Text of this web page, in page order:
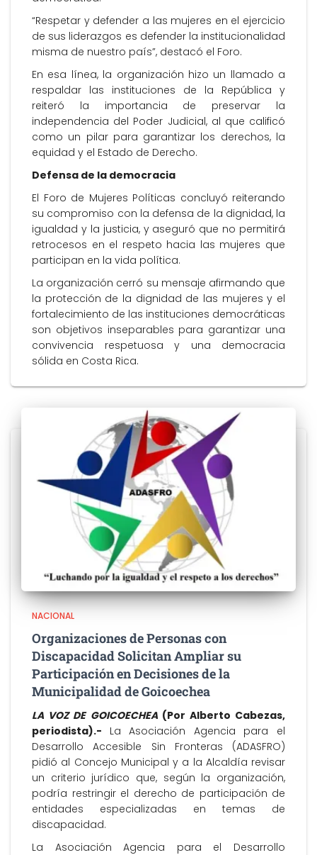
“Respetar y defender a las mujeres en el ejercicio
de sus liderazgos es defender la institucionalidad
misma de nuestro país”, destacó el Foro.
En esa línea, la organización hizo un llamado a
respaldar las instituciones de la República y
reiteró la importancia de preservar la
independencia del Poder Judicial, al que calificó
como un pilar para garantizar los derechos, la
equidad y el Estado de Derecho.
Defensa de la democracia
El Foro de Mujeres Políticas concluyó reiterando
su compromiso con la defensa de la dignidad, la
igualdad y la justicia, y aseguró que no permitirá
retrocesos en el respeto hacia las mujeres que
participan en la vida política.
La organización cerró su mensaje afirmando que
la protección de la dignidad de las mujeres y el
fortalecimiento de las instituciones democráticas
son objetivos inseparables para garantizar una
convivencia respetuosa y una democracia
sólida en Costa Rica.
NACIONAL
Organizaciones de Personas con
Discapacidad Solicitan Ampliar su
Participación en Decisiones de la
Municipalidad de Goicoechea
LA VOZ DE GOICOECHEA(Por Alberto Cabezas,
periodista).- La Asociación Agencia para el
Desarrollo Accesible Sin Fronteras (ADASFRO)
pidió al Concejo Municipal y a la Alcaldía revisar
un criterio jurídico que, según la organización,
podría restringir el derecho de participación de
entidades especializadas en temas de
discapacidad.
La Asociación Agencia para el Desarrollo